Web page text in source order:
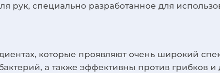
специально разработанное для
которые проявляют очень широкий
а также эффективны против грибков